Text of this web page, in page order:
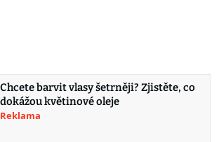
Chcete barvit vlasy šetrněji? Zjistěte, co
dokážou květinové oleje
Reklama